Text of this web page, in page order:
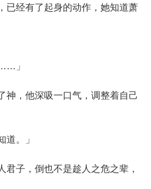
经有了起身的动作，她知道萧
」
，他深吸一口气，调整着自己
。」
子，倒也不是趁人之危之辈，